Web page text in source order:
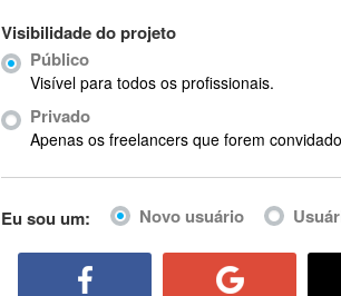
ABIS
AbleCommerce
Ableton Live
Abstract Window Toolkit (AWT)
Visibilidade do projeto
Público
Visível para todos os profissionais.
Privado
Apenas os freelancers que forem
Eu sou um: Novo usuário